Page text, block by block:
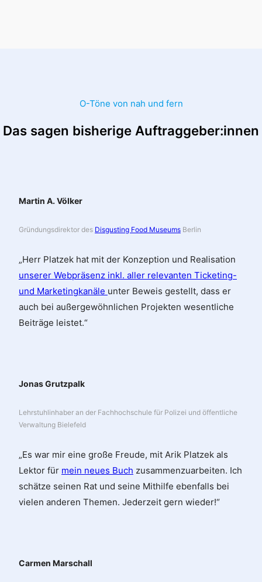
O-Töne von nah und fern
Das sagen bisherige Auftraggeber:innen
Martin A. Völker
Gründungsdirektor des Disgusting Food Museums Berlin
„Herr Platzek hat mit der Konzeption und Realisation
unserer Webpräsenz inkl. aller relevanten Ticketing-
und Marketingkanäle unter Beweis gestellt, dass er
auch bei außergewöhnlichen Projekten wesentliche
Beiträge leistet.“
Jonas Grutzpalk
Lehrstuhlinhaber an der Fachhochschule für Polizei und öffentliche
Verwaltung Bielefeld
„Es war mir eine große Freude, mit Arik Platzek als
Lektor für mein neues Buch zusammenzuarbeiten. Ich
schätze seinen Rat und seine Mithilfe ebenfalls bei
vielen anderen Themen. Jederzeit gern wieder!“
Carmen Marschall